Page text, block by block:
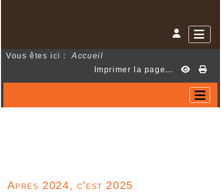
Vous êtes ici :Accueil
Imprimer la page...
Après 2024, c'est 2025